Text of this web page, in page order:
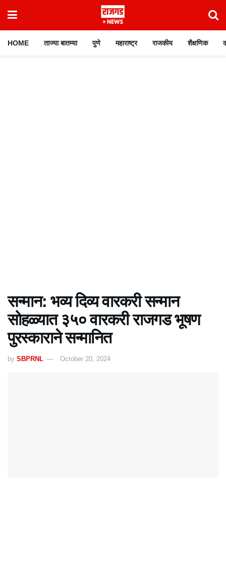
HOME ताज्या बातम्या पुणे महाराष्ट्र राजकीय शैक्षणिक
सन्मान: भव्य दिव्य वारकरी सन्मान
सोहळ्यात ३५० वारकरी राजगड भूषण
पुरस्काराने सन्मानित
by SBPRNL October 20, 2024